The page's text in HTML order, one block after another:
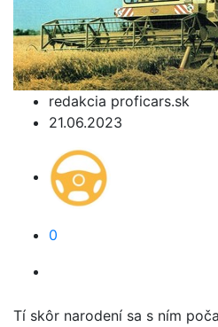
redakcia proficars.sk
21.06.2023
0
Tí skôr narodení sa s ním